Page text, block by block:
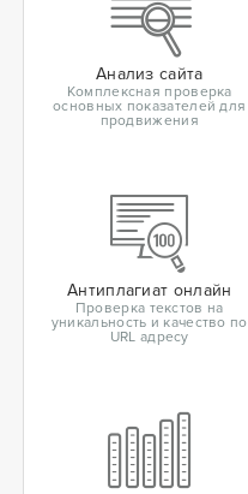
Анализ сайта
Комплексная проверка
основных показателей для
продвижения
Антиплагиат онлайн
Проверка текстов на
уникальность и качество по
URL адресу